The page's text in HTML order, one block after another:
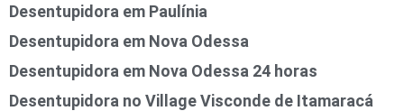
Desentupidora em Paulínia
Desentupidora em Nova Odessa
Desentupidora em Nova Odessa 24 horas
Desentupidora no Village Visconde de Itamaracá